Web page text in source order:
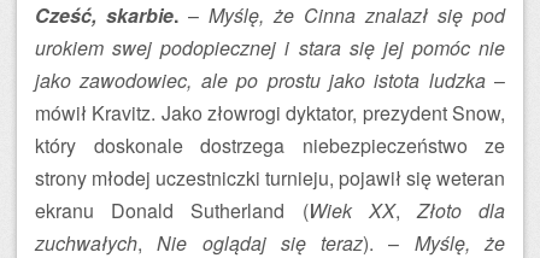
Cześć, skarbie. – Myślę, że Cinna znalazł się pod
urokiem swej podopiecznej i stara się jej pomóc nie
jako zawodowiec, ale po prostu jako istota ludzka–
mówił Kravitz. Jako złowrogi dyktator, prezydent Snow,
który doskonale dostrzega niebezpieczeństwo ze
strony młodej uczestniczki turnieju, pojawił się weteran
ekranu Donald Sutherland (Wiek XX,Złoto dla
zuchwałych,Nie oglądaj się teraz). – Myślę, że